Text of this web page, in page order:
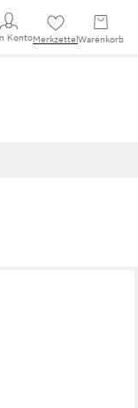
KontoMerkzettel Warenkorb